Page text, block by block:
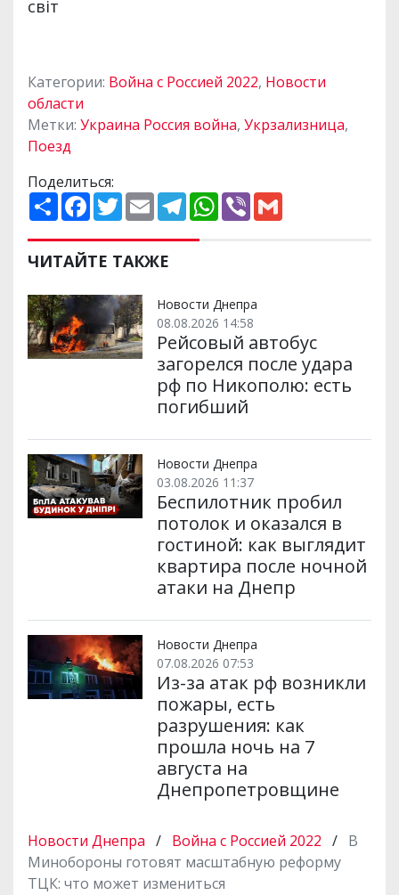
Категории: Война с Россией 2022, Новости
области
Метки: Украина Россия война, Укрзализница,
Поезд
Поделиться:
П
о
и
р
и
и
F
a
e
b
o
k
T
w
t
t
e
E
m
i
l
T
e
e
m
W
h
p
V
ЧИТАЙТЕ ТАКЖЕ
Новости Днепра
08.08.2026 14:58
Рейсовый автобус
загорелся после удара
рф по Никополю: есть
погибший
Новости Днепра
03.08.2026 11:37
Беспилотник пробил
потолок и оказался в
гостиной: как выглядит
квартира после ночной
атаки на Днепр
Новости Днепра
07.08.2026 07:53
Из-за атак рф возникли
пожары, есть
разрушения: как
прошла ночь на 7
августа на
Днепропетровщине
Новости Днепра / Война с Россией 2022 / В
Минобороны готовят масштабную реформу
ТЦК: что может измениться